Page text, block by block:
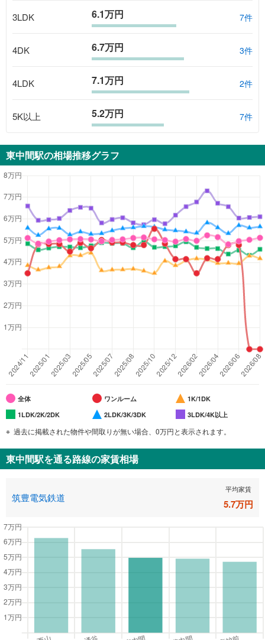
3LDK 6.1万円 7件
4DK 6.7万円 3件
4LDK 7.1万円 2件
5K以上 5.2万円 7件
東中間駅の相場推移グラフ
全体 ワンルーム
1K/1DK
1LDK/2K/2DK
2LDK/3K/3DK 3LDK/4K以上
過去に掲載された物件や間取りが無い場合、0万円と表示されます。
東中間駅を通る路線の家賃相場
筑豊電気鉄道
平均家賃
5.7万円